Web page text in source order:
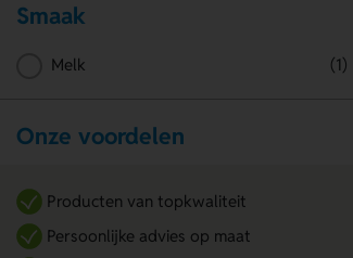
Smaak
Melk (1)
Onze voordelen
Producten van topkwaliteit
Persoonlijke advies op maat